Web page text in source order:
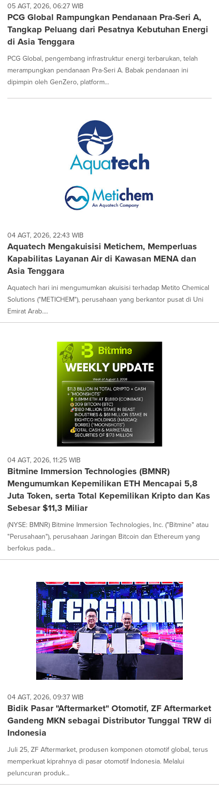
05 AGT, 2026, 06:27 WIB
PCG Global Rampungkan Pendanaan Pra-Seri A,
Tangkap Peluang dari Pesatnya Kebutuhan Energi
di Asia Tenggara
PCG Global, pengembang infrastruktur energi terbarukan, telah
merampungkan pendanaan Pra-Seri A. Babak pendanaan ini
dipimpin oleh GenZero, platform...
04 AGT, 2026, 22:43 WIB
Aquatech Mengakuisisi Metichem, Memperluas
Kapabilitas Layanan Air di Kawasan MENA dan
Asia Tenggara
Aquatech hari ini mengumumkan akuisisi terhadap Metito Chemical
Solutions ("METICHEM"), perusahaan yang berkantor pusat di Uni
Emirat Arab....
04 AGT, 2026, 11:25 WIB
Bitmine Immersion Technologies (BMNR)
Mengumumkan Kepemilikan ETH Mencapai 5,8
Juta Token, serta Total Kepemilikan Kripto dan Kas
Sebesar $11,3 Miliar
(NYSE: BMNR) Bitmine Immersion Technologies, Inc. ("Bitmine" atau
"Perusahaan"), perusahaan Jaringan Bitcoin dan Ethereum yang
berfokus pada...
04 AGT, 2026, 09:37 WIB
Bidik Pasar "Aftermarket" Otomotif, ZF Aftermarket
Gandeng MKN sebagai Distributor Tunggal TRW di
Indonesia
Juli 25, ZF Aftermarket, produsen komponen otomotif global, terus
memperkuat kiprahnya di pasar otomotif Indonesia. Melalui
peluncuran produk...